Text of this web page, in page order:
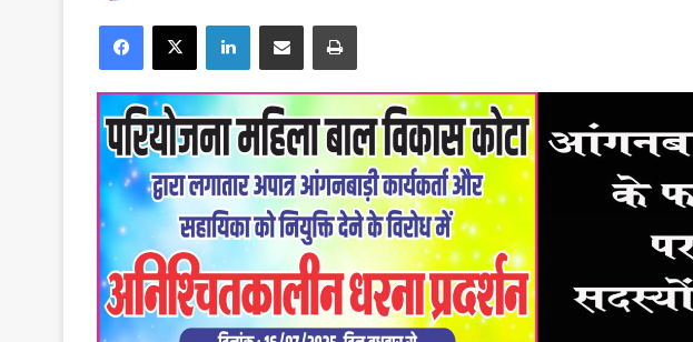
email
Facebook
X LinkedInShare via Email Print